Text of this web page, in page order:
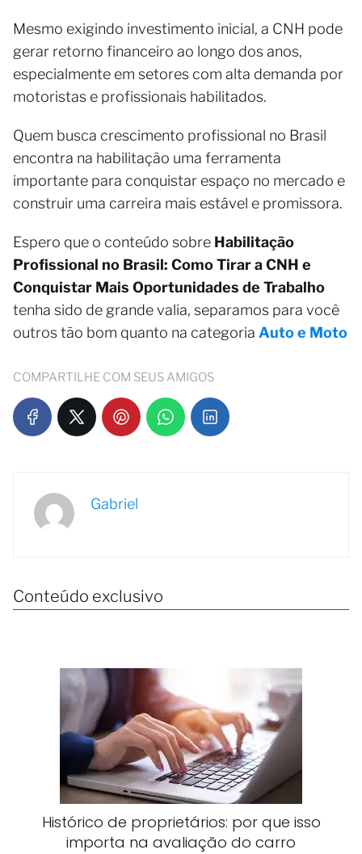
Mesmo exigindo investimento inicial, a CNH pode
gerar retorno financeiro ao longo dos anos,
especialmente em setores com alta demanda por
motoristas e profissionais habilitados.
Quem busca crescimento profissional no Brasil
encontra na habilitação uma ferramenta
importante para conquistar espaço no mercado e
construir uma carreira mais estável e promissora.
Espero que o conteúdo sobre Habilitação
Profissional no Brasil: Como Tirar a CNH e
Conquistar Mais Oportunidades de Trabalho
tenha sido de grande valia, separamos para você
outros tão bom quanto na categoria Auto e Moto
COMPARTILHE COM SEUS AMIGOS
Gabriel
Conteúdo exclusivo
Histórico de proprietários: por que isso
importa na avaliação do carro